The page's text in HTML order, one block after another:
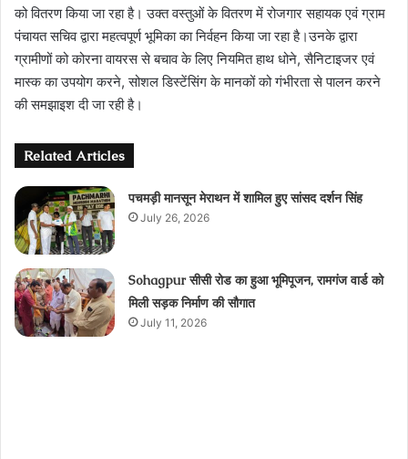
को वितरण किया जा रहा है। उक्त वस्तुओं के वितरण में रोजगार सहायक एवं ग्राम
पंचायत सचिव द्वारा महत्वपूर्ण भूमिका का निर्वहन किया जा रहा है।उनके द्वारा
ग्रामीणों को कोरना वायरस से बचाव के लिए नियमित हाथ धोने, सैनिटाइजर एवं
मास्क का उपयोग करने, सोशल डिस्टेंसिंग के मानकों को गंभीरता से पालन करने
की समझाइश दी जा रही है।
Related Articles
पचमड़ी मानसून मेराथन में शामिल हुए सांसद दर्शन सिंह
July 26, 2026
Sohagpur सीसी रोड का हुआ भूमिपूजन, रामगंज वार्ड को
मिली सड़क निर्माण की सौगात
July 11, 2026